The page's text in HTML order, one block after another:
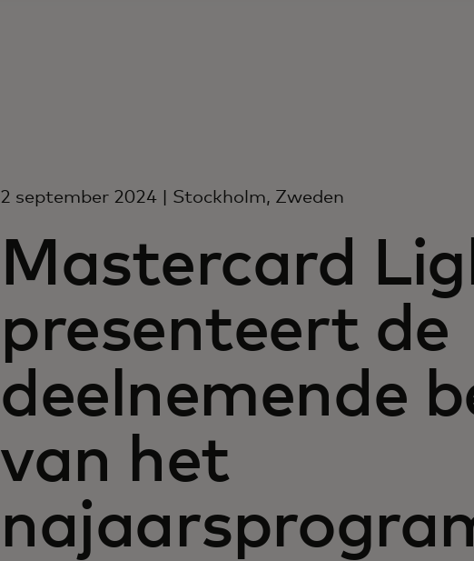
2 september 2024 | Stockholm, Zweden
Mastercard
presenteert de
deelnemende
van het